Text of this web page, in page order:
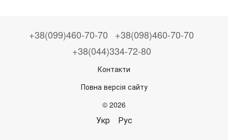
+38(099)460-70-70
+38(098)460-70-70
+38(044)334-72-80
Контакти
Повна версія сайту
© 2026
Укр Рус